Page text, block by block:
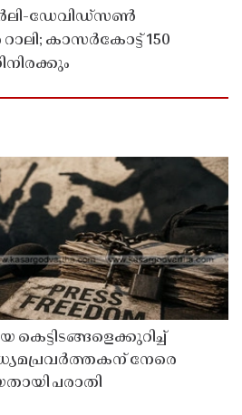
ഡേവിഡ്‌സൺ
കാസർകോട്ട് 150
നേരെ
പരാതി